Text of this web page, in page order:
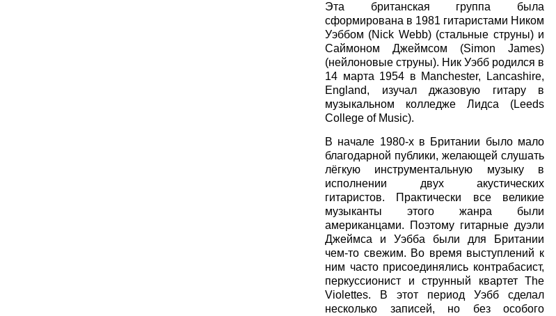
Эта британская группа была
сформирована в 1981 гитаристами Ником
Уэббом (Nick Webb) (стальные струны) и
Саймоном Джеймсом (Simon James)
(нейлоновые струны). Ник Уэбб родился в
14 марта 1954 в Manchester, Lancashire,
England, изучал джазовую гитару в
музыкальном колледже Лидса (Leeds
College of Music).
В начале 1980-х в Британии было мало
благодарной публики, желающей слушать
лёгкую инструментальную музыку в
исполнении двух акустических
гитаристов. Практически все великие
музыканты этого жанра были
американцами. Поэтому гитарные дуэли
Джеймса и Уэбба были для Британии
чем-то свежим. Во время выступлений к
ним часто присоединялись контрабасист,
перкуссионист и струнный квартет The
Violettes. В этот период Уэбб сделал
несколько записей, но без особого